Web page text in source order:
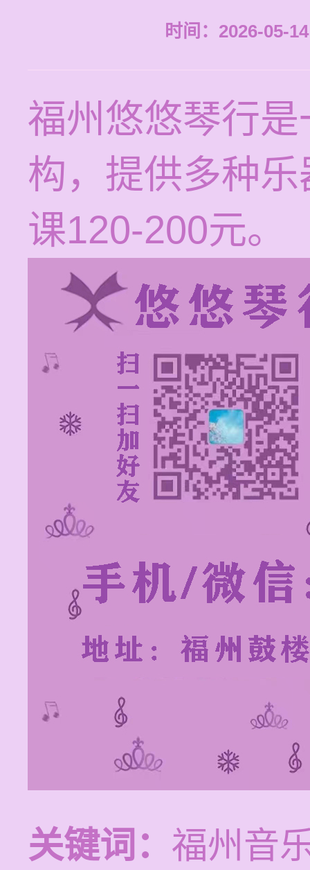
时间：2026-05-
福州悠悠琴行
构，提供多种
课120-200元。
关键词： 福州音